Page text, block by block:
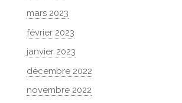
mars 2023
février 2023
janvier 2023
décembre 2022
novembre 2022